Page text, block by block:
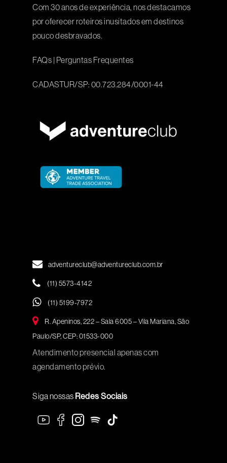
Com 30 anos de experiência, nos destacamos
por oferecer roteiros inusitados em destinos
pouco desbravados.
FAQs | Perguntas Frequentes
CADASTUR/SP: 00.723.284/0001-44
adventureclub@adventureclub.com.br
(11) 5573-4142
(11) 5199-7972
R. Apeninos, 222 – Sala 6005 – Vila Mariana, São
Paulo/SP, CEP: 01533-000
Atendimento presencial apenas com
agendamento prévio.
Siga nossas Redes Sociais